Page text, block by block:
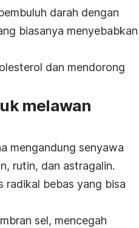
darah dengan
biasanya menyebabkan
dan mendorong
melawan
mengandung senyawa
rutin, dan astragalin.
radikal bebas yang bisa
sel, mencegah